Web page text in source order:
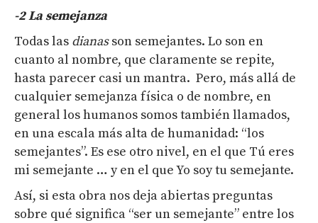
-2La semejanza
Todas las dianasson semejantes. Lo son en
cuanto al nombre, que claramente se repite,
hasta parecer casi un mantra. Pero, más allá de
cualquier semejanza física o de nombre, en
general los humanos somos también llamados,
en una escala más alta de humanidad: “los
semejantes”. Es ese otro nivel, en el que Tú eres
mi semejante … y en el que Yo soy tu semejante.
Así, si esta obra nos deja abiertas preguntas
sobre qué significa “ser un semejante” entre los